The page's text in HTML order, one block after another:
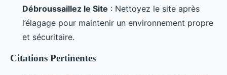
Débroussaillez le Site : Nettoyez le site après
l’élagage pour maintenir un environnement propre
et sécuritaire.
Citations Pertinentes